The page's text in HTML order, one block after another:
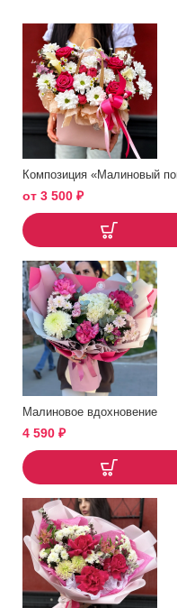
от 3 500 ₽
Малиновое вдохновение
4 590 ₽